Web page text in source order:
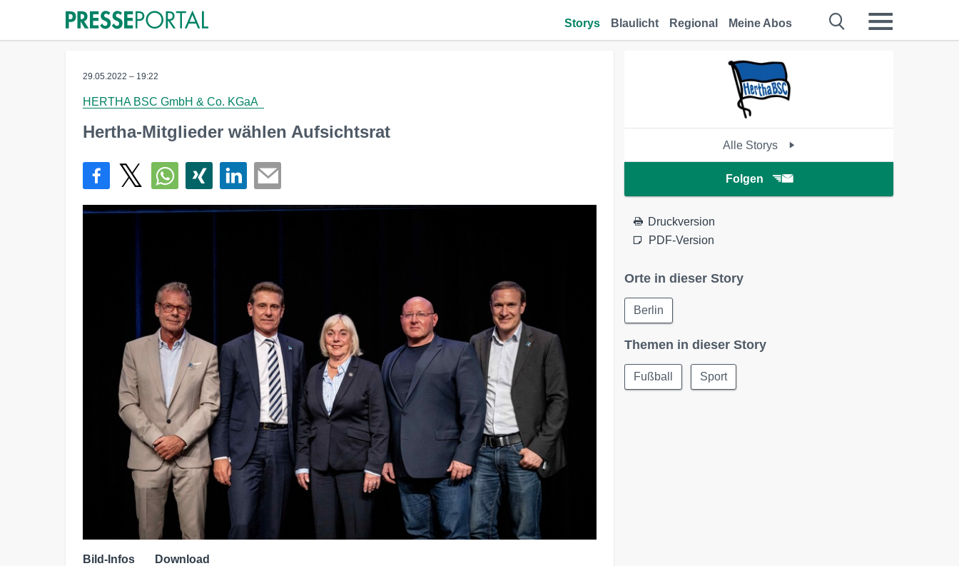
Storys Blaulicht Regional Meine Abos
29.05.2022 – 19:22
HERTHA BSC GmbH & Co. KGaA
Hertha-Mitglieder wählen Aufsichtsrat
Bild-Infos Download
Alle Storys
Folgen
Druckversion
PDF-Version
Orte in dieser Story
Berlin
Themen in dieser Story
Fußball Sport